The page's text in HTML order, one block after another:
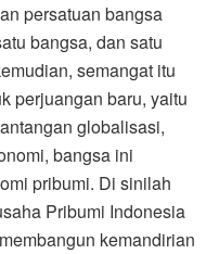
persatuan bangsa
bangsa, dan satu
semangat itu
perjuangan baru, yaitu
globalisasi,
bangsa ini
pribumi. Di sinilah
Pribumi Indonesia
kemandirian